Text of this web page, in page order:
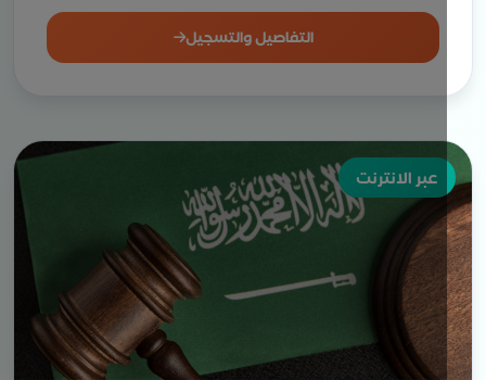
التفاصيل والتسجيل
عبر الانترنت